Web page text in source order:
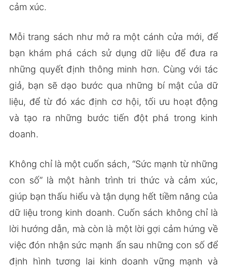
cảm xúc.
Mỗi trang sách như mở ra một cánh cửa mới, để
bạn khám phá cách sử dụng dữ liệu để đưa ra
những quyết định thông minh hơn. Cùng với tác
giả, bạn sẽ dạo bước qua những bí mật của dữ
liệu, để từ đó xác định cơ hội, tối ưu hoạt động
và tạo ra những bước tiến đột phá trong kinh
doanh.
Không chỉ là một cuốn sách, “Sức mạnh từ những
con số” là một hành trình tri thức và cảm xúc,
giúp bạn thấu hiểu và tận dụng hết tiềm năng của
dữ liệu trong kinh doanh. Cuốn sách không chỉ là
lời hướng dẫn, mà còn là một lời gợi cảm hứng về
việc đón nhận sức mạnh ẩn sau những con số để
định hình tương lai kinh doanh vững mạnh và